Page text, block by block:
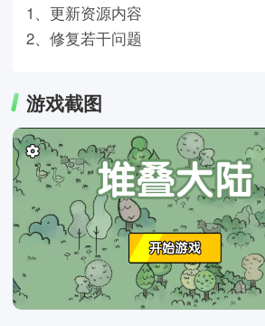
1、更新资源内容
2、修复若干问题
游戏截图